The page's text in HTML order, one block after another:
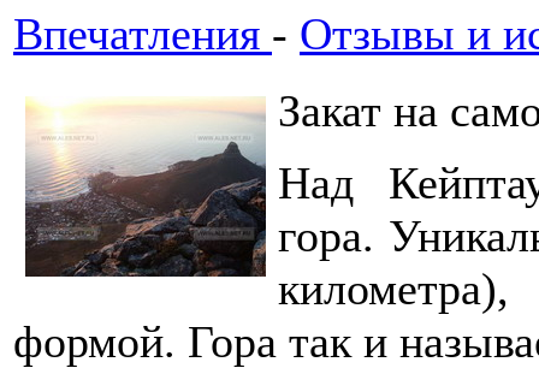
Впечатления - Отзывы и
Закат на
Над
гора.
формой. Гора так и